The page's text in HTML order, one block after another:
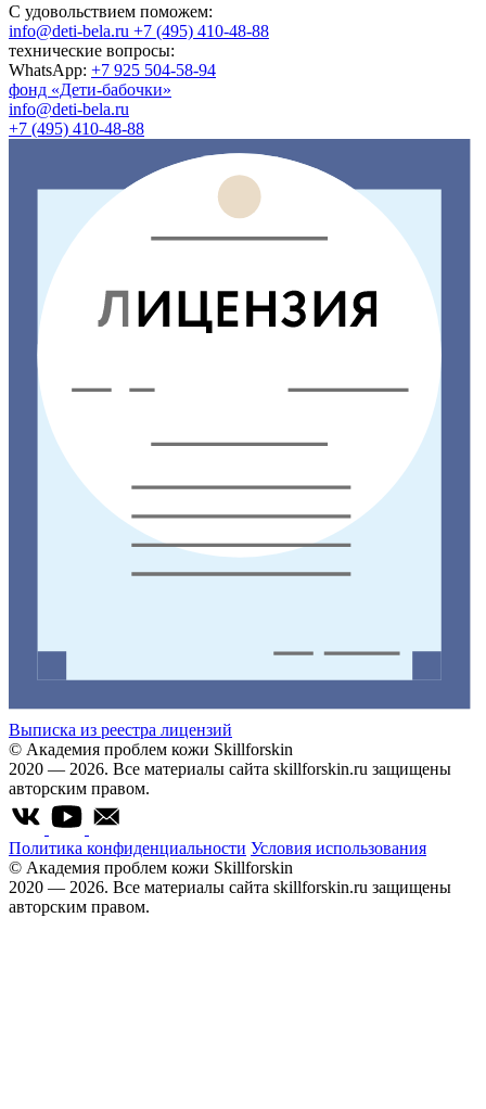
С удовольствием поможем:
info@deti-bela.ru +7 (495) 410-48-88
технические вопросы:
WhatsApp: +7 925 504-58-94
фонд «Дети-бабочки»
info@deti-bela.ru
+7 (495) 410-48-88
Выписка из реестра лицензий
© Академия проблем кожи Skillforskin
2020 — 2026. Все материалы сайта skillforskin.ru защищены
авторским правом.
Политика конфиденциальности Условия использования
© Академия проблем кожи Skillforskin
2020 — 2026. Все материалы сайта skillforskin.ru защищены
авторским правом.